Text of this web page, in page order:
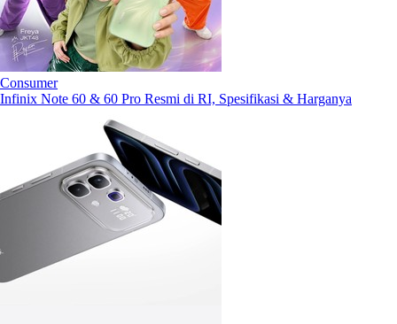
Consumer
Infinix Note 60 & 60 Pro Resmi di RI, Spesifikasi & Harganya